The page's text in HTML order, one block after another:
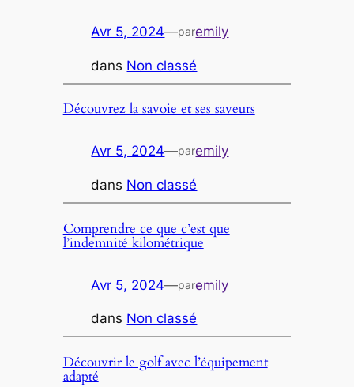
Avr 5, 2024—paremily
dans Non classé
Découvrez la savoie et ses saveurs
Avr 5, 2024—paremily
dans Non classé
Comprendre ce que c’est que
l’indemnité kilométrique
Avr 5, 2024—paremily
dans Non classé
Découvrir le golf avec l’équipement
adapté